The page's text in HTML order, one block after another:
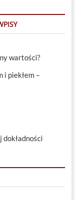
wartości?
i piekłem –
dokładności